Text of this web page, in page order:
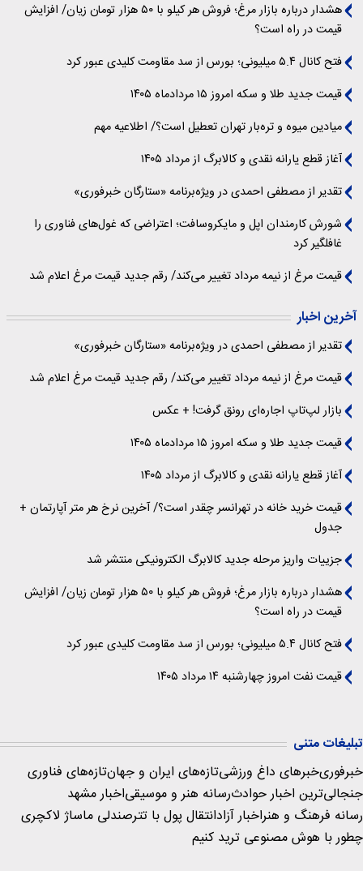
هشدار درباره بازار مرغ؛ فروش هر کیلو با ۵۰ هزار تومان زیان/ افزایش
قیمت در راه است؟
فتح کانال ۵.۴ میلیونی؛ بورس از سد مقاومت کلیدی عبور کرد
قیمت جدید طلا و سکه امروز ۱۵ مردادماه ۱۴۰۵
میادین میوه و تره‌بار تهران تعطیل است؟/ اطلاعیه مهم
آغاز قطع یارانه نقدی و کالابرگ از مرداد ۱۴۰۵
تقدیر از مصطفی احمدی در ویژه‌برنامه «ستارگان خبرفوری»
شورش کارمندان اپل و مایکروسافت؛ اعتراضی که غول‌های فناوری را
غافلگیر کرد
قیمت مرغ از نیمه مرداد تغییر می‌کند/ رقم جدید قیمت مرغ اعلام شد
آخرین اخبار
تقدیر از مصطفی احمدی در ویژه‌برنامه «ستارگان خبرفوری»
قیمت مرغ از نیمه مرداد تغییر می‌کند/ رقم جدید قیمت مرغ اعلام شد
بازار لپ‌تاپ اجاره‌ای رونق گرفت! + عکس
قیمت جدید طلا و سکه امروز ۱۵ مردادماه ۱۴۰۵
آغاز قطع یارانه نقدی و کالابرگ از مرداد ۱۴۰۵
قیمت خرید خانه در تهرانسر چقدر است؟/ آخرین نرخ هر متر آپارتمان +
جدول
جزییات واریز مرحله جدید کالابرگ الکترونیکی منتشر شد
هشدار درباره بازار مرغ؛ فروش هر کیلو با ۵۰ هزار تومان زیان/ افزایش
قیمت در راه است؟
فتح کانال ۵.۴ میلیونی؛ بورس از سد مقاومت کلیدی عبور کرد
قیمت نفت امروز چهارشنبه ۱۴ مرداد ۱۴۰۵
تبلیغات متنی
خبرفوریخبرهای داغ ورزشیتازه‌های ایران و جهانتازه‌های فناوری
جنجالی‌ترین اخبار حوادثرسانه هنر و موسیقیاخبار مشهد
رسانه فرهنگ و هنراخبار آزادانتقال پول با تترصندلی ماساژ لاکچری
چطور با هوش مصنوعی ترید کنیم